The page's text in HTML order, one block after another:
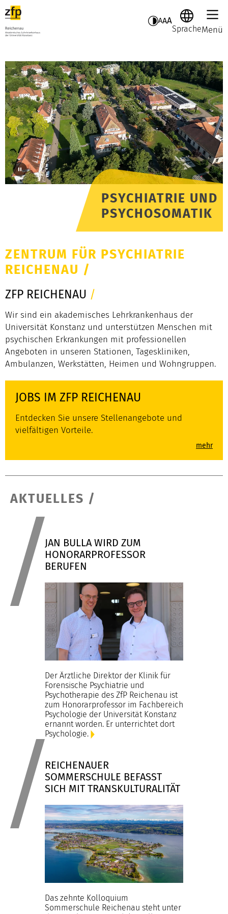
AAA
SpracheMenü
PSYCHIATRIE UND
PSYCHOSOMATIK
ZENTRUM FÜR PSYCHIATRIE
REICHENAU /
ZFP REICHENAU /
Wir sind ein akademisches Lehrkrankenhaus der
Universität Konstanz und unterstützen Menschen mit
psychischen Erkrankungen mit professionellen
Angeboten in unseren Stationen, Tageskliniken,
Ambulanzen, Werkstätten, Heimen und Wohngruppen.
JOBS IM ZFP REICHENAU
Entdecken Sie unsere Stellenangebote und
vielfältigen Vorteile.
mehr
AKTUELLES /
JAN BULLA WIRD ZUM
HONORARPROFESSOR
BERUFEN
Der Ärztliche Direktor der Klinik für
Forensische Psychiatrie und
Psychotherapie des ZfP Reichenau ist
zum Honorarprofessor im Fachbereich
Psychologie der Universität Konstanz
ernannt worden. Er unterrichtet dort
Psychologie.
REICHENAUER
SOMMERSCHULE BEFASST
SICH MIT TRANSKULTURALITÄT
Das zehnte Kolloquium
Sommerschule Reichenau steht unter